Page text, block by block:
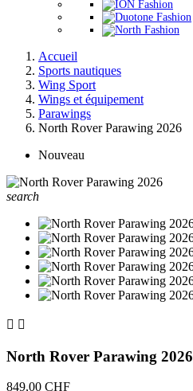
Accueil
Sports nautiques
Wing Sport
Wings et équipement
Parawings
North Rover Parawing 2026
Nouveau
search
 
North Rover Parawing 2026
849,00 CHF